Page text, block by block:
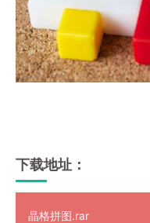
下载地址：
晶格拼图.rar